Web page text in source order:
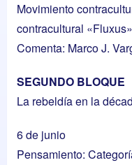
Movimiento
contracultural «Fluxus»
Comenta: Marco J.
SEGUNDO BLOQUE
La rebeldía en la
6 de junio
Pensamiento: